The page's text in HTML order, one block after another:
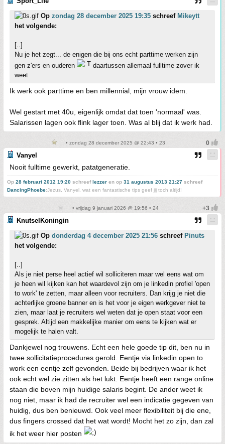
Op zondag 28 december 2025 19:35 schreef Mikeytt
het volgende:
[..]
Nu je het zegt... de enigen die bij ons echt parttime werken zijn
gen z'ers en ouderen
daartussen allemaal fulltime zover ik
weet
Ik werk ook parttime en ben millennial, mijn vrouw idem.
Wel gestart met 40u, eigenlijk omdat dat toen 'normaal' was.
Salarissen lagen ook flink lager toen. Was al blij dat ik werk had.
• zondag 28 december 2025 @ 22:43 • 23
Vanyel
Nooit fulltime gewerkt, patatgeneratie.
Op 28 februari 2012 19:20 schreeflezzer en op 31 augustus 2013 21:27 schreef
DancingPhoebe:Jezus, Vanyel, wat een fantastische tips geef jij toch altijd!
• vrijdag 9 januari 2026 @ 19:56 • 24
KnutselKoningin
Op donderdag 4 december 2025 21:56 schreef Pinuts
het volgende:
[..]
Als je niet perse heel actief wil solliciteren maar wel eens wat om
je heen wil kijken kan het waardevol zijn om je linkedin profiel 'open
to work' te zetten, maar alleen voor recruiters. Dan krijg je niet die
achterlijke groene banner en is het voor je eigen werkgever niet te
zien, maar laat je recruiters wel weten dat je open staat voor een
gesprek. Altijd een makkelijke manier om eens te kijken wat er
mogelijk te halen valt.
Dankjewel nog trouwens. Echt een hele goede tip dit, ben nu in
twee sollicitatieprocedures gerold. Eentje via linkedin open to
work een eentje zelf gevonden. Beide bij bedrijven waar ik het
ook echt wel zie zitten als het lukt. Eentje heeft een range online
staan die boven mijn huidige salaris begint. De ander weet ik
nog niet, maar ik had de recruiter wel een indicatie gegeven van
huidig, dus ben benieuwd. Ook veel meer flexibiliteit bij die ene,
dus fingers crossed dat het wat wordt! Mocht het zo zijn, dan zal
ik het weer hier posten